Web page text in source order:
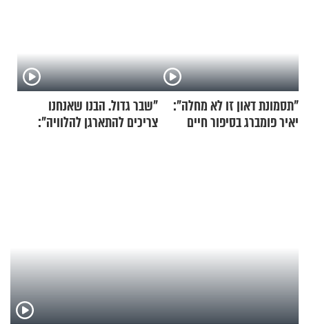
"תסמונת דאון זו לא מחלה":
יאיר פומברג בסיפור חיים
"שבר גדול. הבנו שאנחנו
צריכים להתארגן להלוויה":